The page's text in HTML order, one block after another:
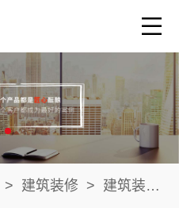
> 建筑装修 > 建筑装修材料